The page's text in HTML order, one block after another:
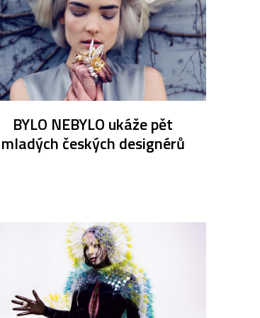
BYLO NEBYLO ukáže pět
mladých českých designérů